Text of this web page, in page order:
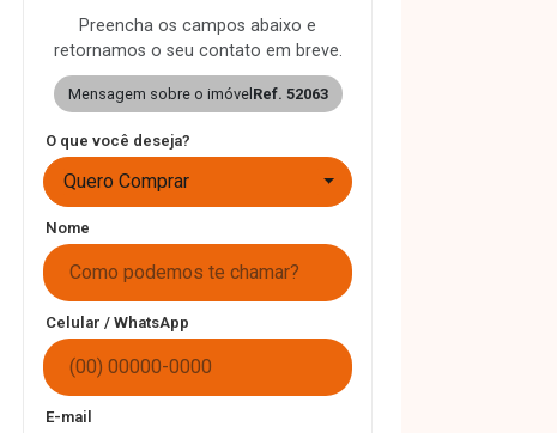
Preencha os campos abaixo e
retornamos o seu contato em breve.
Mensagem sobre o imóvel Ref. 52063
O que você deseja?
Quero Comprar
Nome
Celular / WhatsApp
E-mail